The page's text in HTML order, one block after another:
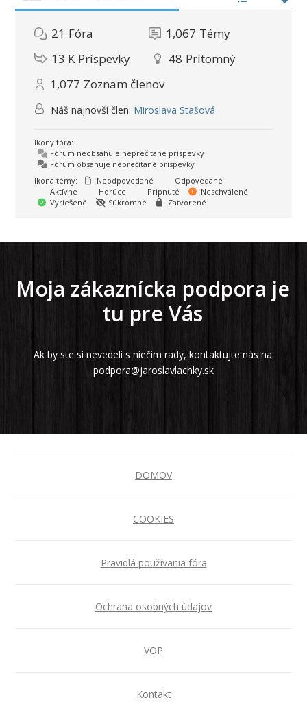
21 Fóra 1,067 Témy
13 K Príspevky 48 Prítomný
1,077 Zoznam členov
Náš najnovší člen: Miroslava Stašová
Ikony fóra:
Fórum neobsahuje neprečítané príspevky
Fórum obsahuje neprečítané príspevky
Ikona témy:
Neodpovedané
Odpovedané
Aktívne
Horúce Pripnuté
Neschválené
Vyriešené
Súkromné Zatvorené
Moja zákaznícka podpora je
tu pre Vás
Ak by ste si nevedeli s niečim rady, kontaktujte nás na:
podpora@jaroslavlachky.sk
DOMOV
COOKIES
Pravidlá používania fóra
Ochrana osobných údajov
VOP
Kontakt